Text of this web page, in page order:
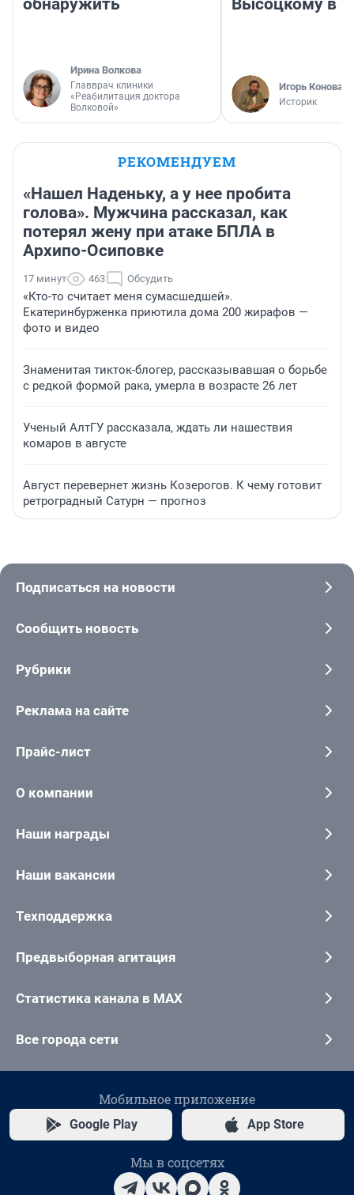
обнаружить
Ирина Волкова
Главврач клиники
«Реабилитация доктора
Волковой»
Высоцкому в
Игорь
Историк
РЕКОМЕНДУЕМ
«Нашел Наденьку, а у нее пробита
голова». Мужчина рассказал, как
потерял жену при атаке БПЛА в
Архипо-Осиповке
17 минут 463 Обсудить
«Кто-то считает меня сумасшедшей».
Екатеринбурженка приютила дома 200 жирафов —
фото и видео
Знаменитая тикток-блогер, рассказывавшая о борьбе
с редкой формой рака, умерла в возрасте 26 лет
Ученый АлтГУ рассказала, ждать ли нашествия
комаров в августе
Август перевернет жизнь Козерогов. К чему готовит
ретроградный Сатурн — прогноз
Подписаться на новости
Сообщить новость
Рубрики
Реклама на сайте
Прайс-лист
О компании
Наши награды
Наши вакансии
Техподдержка
Предвыборная агитация
Статистика канала в MAX
Все города сети
Мобильное приложение
Google Play App Store
Мы в соцсетях